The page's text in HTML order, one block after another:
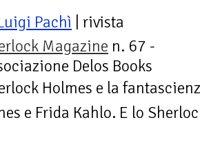
Pachì | rivista
Magazine n. 67 -
Delos Books
Holmes e la
e Frida Kahlo. E lo